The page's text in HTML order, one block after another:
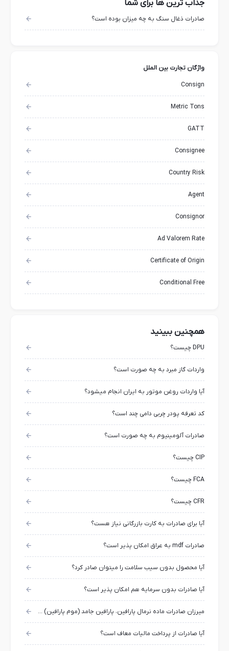
جذاب ترین ها برای شما
صادرات ذغال سنگ به چه میزان بوده است؟
واژگان تجارت بین الملل
Consign
Metric Tons
GATT
Consignee
Country Risk
Agent
Consignor
Ad Valorem Rate
Certificate of Origin
Conditional Free
همچنین ببینید
DPU چیست؟
واردات گاز مبرد به چه صورت است؟
آیا واردات روغن موتور به ایران انجام میشود؟
کد تعرفه پودر چربی دامی چند است؟
صادرات آلومینیوم به چه صورت است؟
CIP چیست؟
FCA چیست؟
CFR چیست؟
آیا برای صادرات به کارت بازرگانی نیاز هست؟
صادرات mdf به عراق امکان پذیر است؟
آیا محصول بدون سیب سلامت را میتوان صادر کرد؟
آیا صادرات بدون سرمایه هم امکان پذیر است؟
میرزان صادرات ماده نرمال پارافین، پارافین جامد (موم پارافین) چقدر است؟
آیا صادرات از پرداخت مالیات معاف است؟